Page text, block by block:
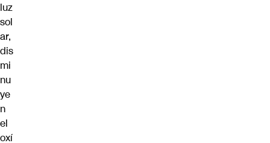
luz
sol
ar,
dis
mi
nu
ye
n
el
oxí